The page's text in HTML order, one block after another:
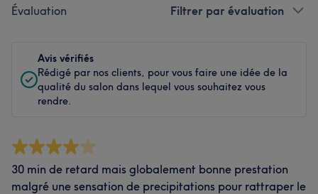
Évaluation Filtrer par évaluation
Avis vérifiés
Rédigé par nos clients, pour vous faire une idée de la
qualité du salon dans lequel vous souhaitez vous
rendre.
30 min de retard mais globalement bonne prestation
malgré une sensation de precipitations pour rattraper le